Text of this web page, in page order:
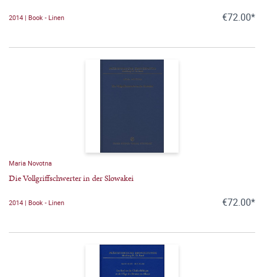
2014 | Book - Linen €72.00*
Maria Novotna
Die Vollgriffschwerter in der Slowakei
2014 | Book - Linen €72.00*